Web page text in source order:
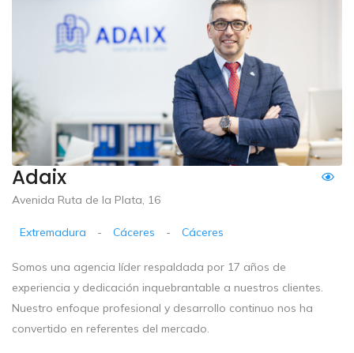
Adaix
Avenida Ruta de la Plata, 16
Extremadura - Cáceres - Cáceres
Somos una agencia líder respaldada por 17 años de
experiencia y dedicación inquebrantable a nuestros clientes.
Nuestro enfoque profesional y desarrollo continuo nos ha
convertido en referentes del mercado.